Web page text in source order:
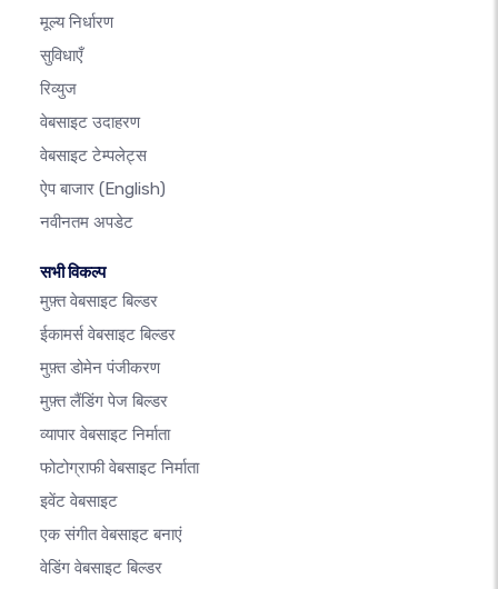
मूल्य निर्धारण
सुविधाएँ
रिव्युज
वेबसाइट उदाहरण
वेबसाइट टेम्पलेट्स
ऐप बाजार (English)
नवीनतम अपडेट
सभी विकल्प
मुफ़्त वेबसाइट बिल्डर
ईकामर्स वेबसाइट बिल्डर
मुफ़्त डोमेन पंजीकरण
मुफ़्त लैंडिंग पेज बिल्डर
व्यापार वेबसाइट निर्माता
फोटोग्राफी वेबसाइट निर्माता
इवेंट वेबसाइट
एक संगीत वेबसाइट बनाएं
वेडिंग वेबसाइट बिल्डर